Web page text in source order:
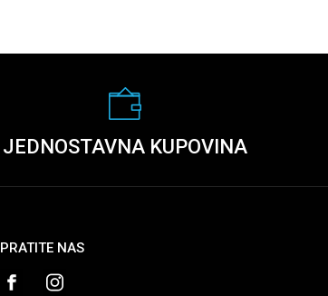
JEDNOSTAVNA KUPOVINA
PRATITE NAS